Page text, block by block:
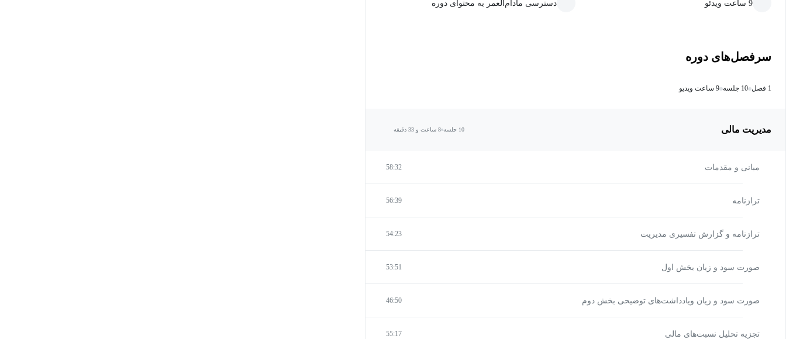
9 ساعت ویدئو دسترسی مادام‌العمر به محتوای دوره
سرفصل‌های دوره
1 فصل 10 جلسه 9 ساعت ویدیو
مدیریت مالی 10 جلسه 8 ساعت و 33 دقیقه
مبانی و مقدمات 58:32
ترازنامه 56:39
ترازنامه و گزارش تفسیری مدیریت 54:23
صورت سود و زیان بخش اول 53:51
صورت سود و زیان ویادداشت‌های توضیحی بخش دوم 46:50
تجزیه تحلیل نسبت‌های مالی 55:17